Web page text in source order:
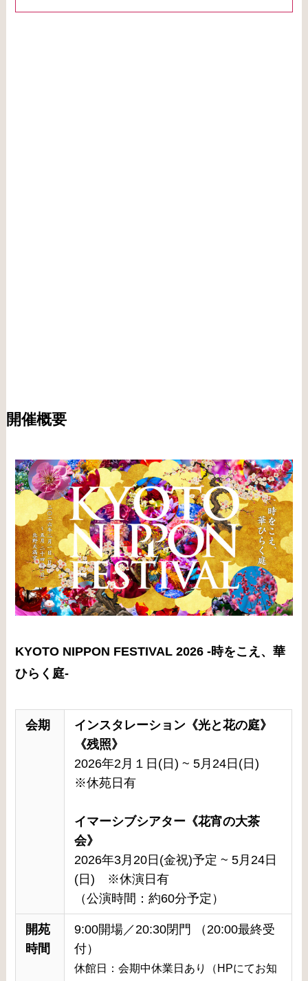
開催概要
KYOTO NIPPON FESTIVAL 2026 -時をこえ、華
ひらく庭-
会期
インスタレーション《光と花の庭》
《残照》
2026年2月１日(日) ~ 5月24日(日)
※休苑日有
イマーシブシアター《花宵の大茶
会》
2026年3月20日(金祝)予定 ~ 5月24日
(日) ※休演日有
（公演時間：約60分予定）
開苑
時間
9:00開場／20:30閉門 （20:00最終受
付）
休館日：会期中休業日あり（HPにてお知